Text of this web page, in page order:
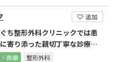
追加
ち整形外科クリニックでは患
寄り添った親切丁寧な診療を
ています
医療 整形外科